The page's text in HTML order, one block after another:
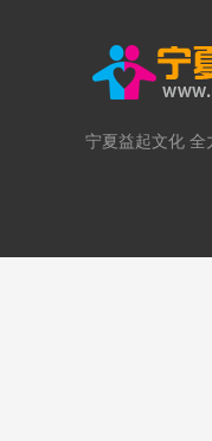
宁夏益起文化 全